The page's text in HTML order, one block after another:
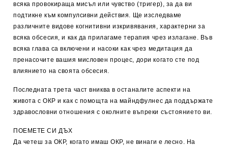
всяка провокираща мисъл или чувство (тригер), за да ви
подтикне към компулсивни действия. Ще изследваме
различните видове когнитивни изкривявания, характерни за
всяка обсесия, и как да прилагаме терапия чрез излагане. Във
всяка глава са включени и насоки как чрез медитация да
пренасочите вашия мисловен процес, дори когато сте под
влиянието на своята обсесия.
Последната трета част вниква в останалите аспекти на
живота с ОКР и как с помощта на майндфулнес да поддържате
здравословни отношения с околните въпреки състоянието ви.
ПОЕМЕТЕ СИ ДЪХ
Да четеш за ОКР, когато имаш ОКР, не винаги е лесно. На